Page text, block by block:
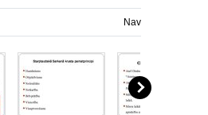
Nav